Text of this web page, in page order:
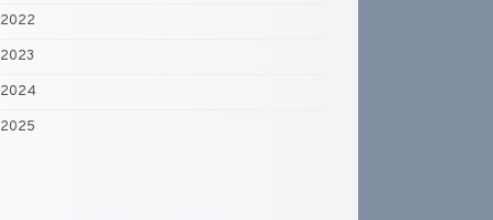
2022
2023
2024
2025